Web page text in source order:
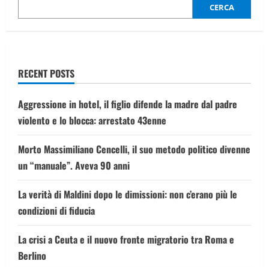
CERCA
RECENT POSTS
Aggressione in hotel, il figlio difende la madre dal padre
violento e lo blocca: arrestato 43enne
Morto Massimiliano Cencelli, il suo metodo politico divenne
un “manuale”. Aveva 90 anni
La verità di Maldini dopo le dimissioni: non c’erano più le
condizioni di fiducia
La crisi a Ceuta e il nuovo fronte migratorio tra Roma e
Berlino